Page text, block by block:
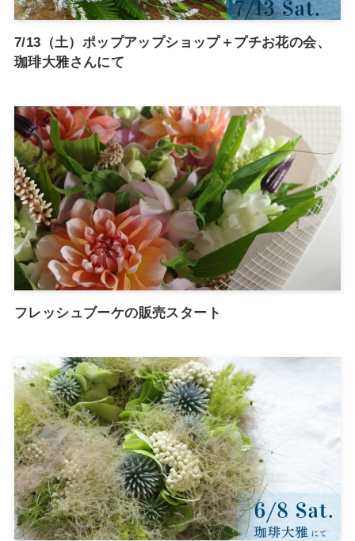
7/13（土）ポップアップショップ＋プチお花の会、
珈琲大雅さんにて
フレッシュブーケの販売スタート